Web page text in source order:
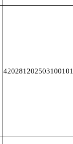
420281202503100101